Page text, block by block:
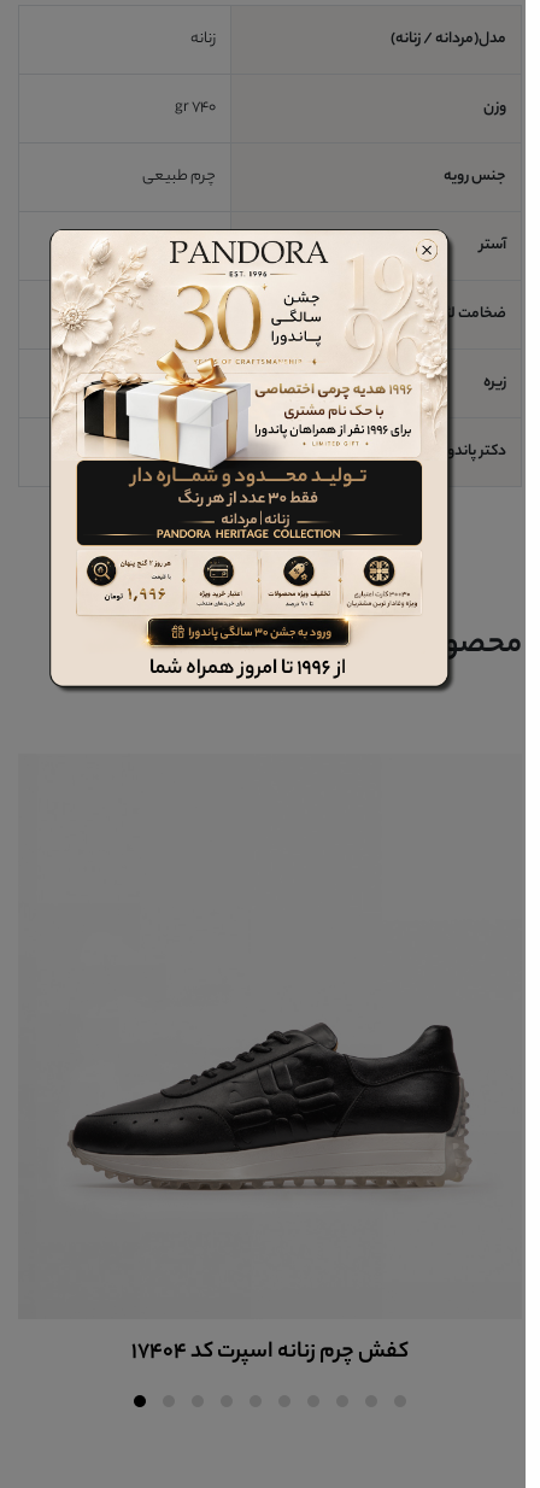
مدل(مردانه / زنانه) زنانه
وزن 740 gr
جنس رویه چرم طبیعی
آستر چرم طبیعی جیر
ضخامت لژ / اندازه پاشنه 3 cm
زیره رابر
دکتر پاندورا خیر
محصولات مرتبط
کفش چرم زنانه اسپرت کد 17404